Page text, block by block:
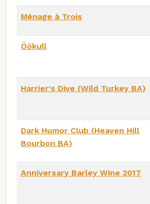
Ménage à Trois
Öökull
Harrier's Dive (Wild Turkey BA)
Dark Humor Club (Heaven Hill
Bourbon BA)
Anniversary Barley Wine 2017